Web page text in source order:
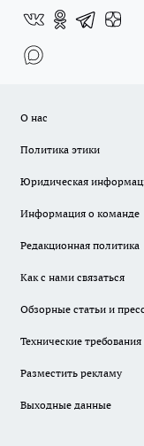
О нас
Политика этики
Юридическая
Информация о команде
Редакционная политика
Как с нами связаться
Обзорные статьи и
Технические
Разместить рекламу
Выходные данные